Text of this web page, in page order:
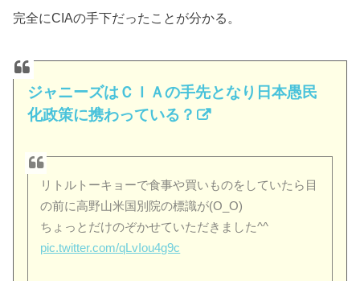
完全にCIAの手下だったことが分かる。
ジャニーズはＣＩＡの手先となり日本愚民
化政策に携わっている？
リトルトーキョーで食事や買いものをしていたら目
の前に高野山米国別院の標識が(O_O)
ちょっとだけのぞかせていただきました^^
pic.twitter.com/qLvIou4g9c